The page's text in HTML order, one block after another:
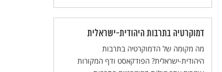
בדימויים. מתוך כך יעשירו התלמידים את הבנתם
לגבי חג השבועות.
דמוקרטיה בתרבות היהודית-ישראלית
מה מקומה של הדמוקרטיה בתרבות
היהודית-ישראלית? הפודקאסט ודף המקורות